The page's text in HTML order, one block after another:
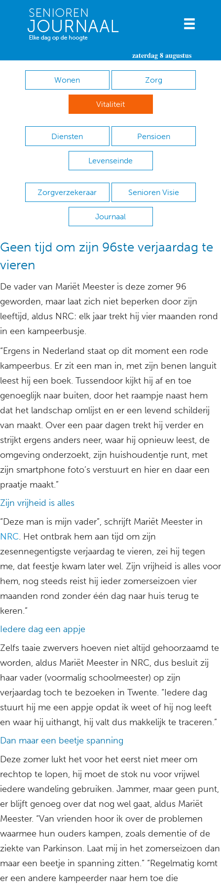
zaterdag 8 augustus
Wonen Zorg
Vitaliteit
Diensten Pensioen
Levenseinde
Zorgverzekeraar Senioren Visie
Journaal
Geen tijd om zijn 96ste verjaardag te
vieren
De vader van Mariët Meester is deze zomer 96
geworden, maar laat zich niet beperken door zijn
leeftijd, aldus NRC: elk jaar trekt hij vier maanden rond
in een kampeerbusje.
“Ergens in Nederland staat op dit moment een rode
kampeerbus. Er zit een man in, met zijn benen languit
leest hij een boek. Tussendoor kijkt hij af en toe
genoeglijk naar buiten, door het raampje naast hem
dat het landschap omlijst en er een levend schilderij
van maakt. Over een paar dagen trekt hij verder en
strijkt ergens anders neer, waar hij opnieuw leest, de
omgeving onderzoekt, zijn huishoudentje runt, met
zijn smartphone foto’s verstuurt en hier en daar een
praatje maakt.”
Zijn vrijheid is alles
“Deze man is mijn vader”, schrijft Mariët Meester in
NRC. Het ontbrak hem aan tijd om zijn
zesennegentigste verjaardag te vieren, zei hij tegen
me, dat feestje kwam later wel. Zijn vrijheid is alles voor
hem, nog steeds reist hij ieder zomerseizoen vier
maanden rond zonder één dag naar huis terug te
keren.”
Iedere dag een appje
Zelfs taaie zwervers hoeven niet altijd gehoorzaamd te
worden, aldus Mariët Meester in NRC, dus besluit zij
haar vader (voormalig schoolmeester) op zijn
verjaardag toch te bezoeken in Twente. “Iedere dag
stuurt hij me een appje opdat ik weet of hij nog leeft
en waar hij uithangt, hij valt dus makkelijk te traceren.”
Dan maar een beetje spanning
Deze zomer lukt het voor het eerst niet meer om
rechtop te lopen, hij moet de stok nu voor vrijwel
iedere wandeling gebruiken. Jammer, maar geen punt,
er blijft genoeg over dat nog wel gaat, aldus Mariët
Meester. “Van vrienden hoor ik over de problemen
waarmee hun ouders kampen, zoals dementie of de
ziekte van Parkinson. Laat mij in het zomerseizoen dan
maar een beetje in spanning zitten.” “Regelmatig komt
er een andere kampeerder naar hem toe die